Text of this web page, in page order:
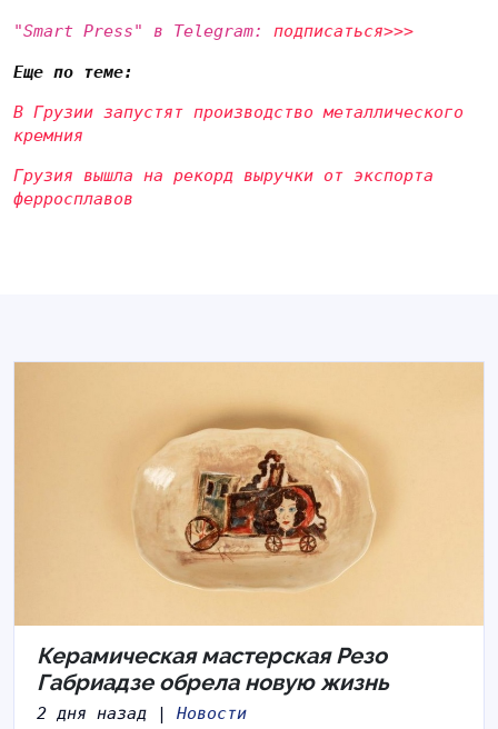
"Smart Press" в Telegram: подписаться>>>
Еще по теме:
В Грузии запустят производство металлического
кремния
Грузия вышла на рекорд выручки от экспорта
ферросплавов
Керамическая мастерская Резо
Габриадзе обрела новую жизнь
2 дня назад | Новости